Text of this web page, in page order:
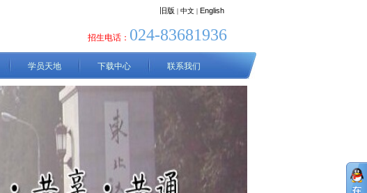
旧版 | 中文 | English
招生电话： 024-83681936
学员天地 下载中心 联系我们